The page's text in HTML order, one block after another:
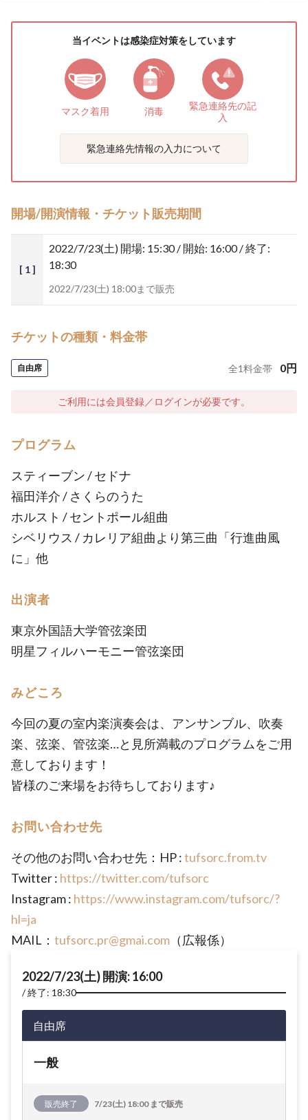
当イベントは感染症対策をしています
マスク着用 消毒 緊急連絡先の記
入
緊急連絡先情報の入力について
開場/開演情報・チケット販売期間
[ 1 ]
2022/7/23(土) 開場: 15:30 / 開始: 16:00 / 終了:
18:30
2022/7/23(土) 18:00まで販売
チケットの種類・料金帯
自由席 全1料金帯 0円
ご利用には会員登録／ログインが必要です。
プログラム
スティーブン / セドナ
福田洋介 / さくらのうた
ホルスト / セントポール組曲
シベリウス / カレリア組曲より第三曲「行進曲風
に」他
出演者
東京外国語大学管弦楽団
明星フィルハーモニー管弦楽団
みどころ
今回の夏の室内楽演奏会は、アンサンブル、吹奏
楽、弦楽、管弦楽…と見所満載のプログラムをご用
意しております！
皆様のご来場をお待ちしております♪
お問い合わせ先
その他のお問い合わせ先：HP :tufsorc.from.tv
Twitter : https://twitter.com/tufsorc
Instagram : https://www.instagram.com/tufsorc/?
hl=ja
MAIL： tufsorc.pr@gmai.com （広報係）
2022/7/23(土) 開演: 16:00
終了: 18:30
自由席
一般
販売終了 7/23(土) 18:00 まで販売